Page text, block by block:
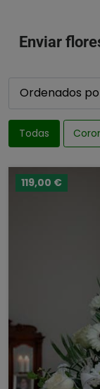
Enviar
Todas
119,00 €